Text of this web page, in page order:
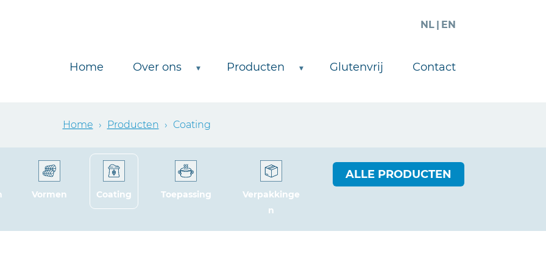
NL EN
Home Over ons Producten Glutenvrij Contact
Home › Producten › Coating
Vormen Coating Toepassing
Verpakkinge
n
ALLE PRODUCTEN